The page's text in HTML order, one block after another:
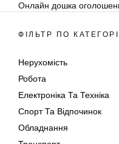
Онлайн дошка
ФІЛЬТР ПО КАТЕГОРІЇ
Нерухомість
Робота
Електроніка Та Техніка
Спорт Та Відпочинок
Обладнання